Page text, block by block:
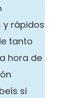
y rápidos
tanto
hora de
si